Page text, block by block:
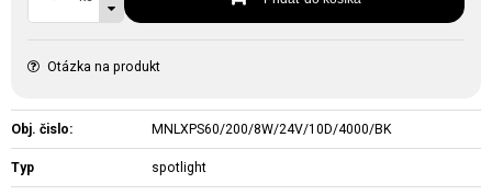
Otázka na produkt
Obj. čislo: MNLXPS60/200/8W/24V/10D/4000/BK
Typ spotlight